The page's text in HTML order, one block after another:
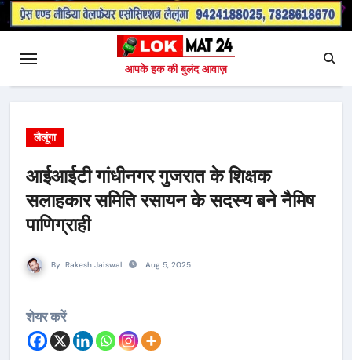
आपके हक की बुलंद आवाज़
लैलूंगा
आईआईटी गांधीनगर गुजरात के शिक्षक
सलाहकार समिति रसायन के सदस्य बने नैमिष
पाणिग्राही
By Rakesh Jaiswal Aug 5, 2025
शेयर करें